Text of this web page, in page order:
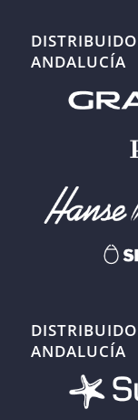
ANDALUCÍA
ANDALUCÍA